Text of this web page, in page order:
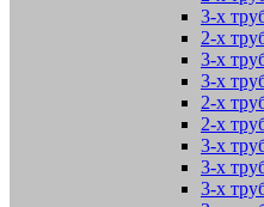
3-х
2-х
3-х
3-х
2-х
2-х
3-х
3-х
3-х